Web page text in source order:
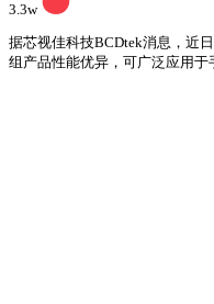
3.3w
据芯视佳科技BCDtek消息，近
组产品性能优异，可广泛应用